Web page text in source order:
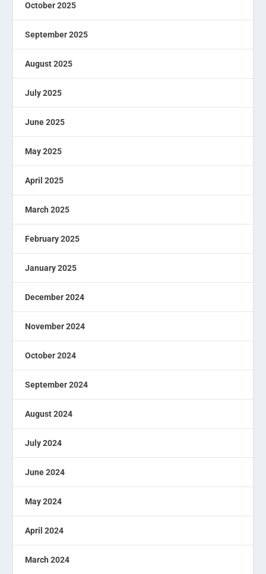
October 2025
September 2025
August 2025
July 2025
June 2025
May 2025
April 2025
March 2025
February 2025
January 2025
December 2024
November 2024
October 2024
September 2024
August 2024
July 2024
June 2024
May 2024
April 2024
March 2024